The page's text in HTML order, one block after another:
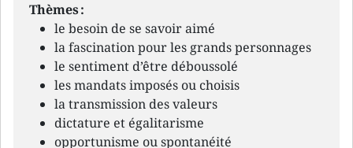
Thèmes :
le besoin de se savoir aimé
la fascination pour les grands personnages
le sentiment d’être déboussolé
les mandats imposés ou choisis
la transmission des valeurs
dictature et égalitarisme
opportunisme ou spontanéité